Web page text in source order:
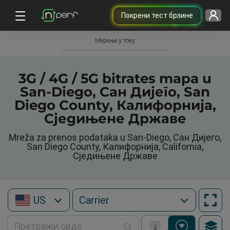
Покрени тест брзине
Мерење у току
3G / 4G / 5G bitrates mapa u
San-Diego, Сан Дијего, San
Diego County, Калифорнија,
Сједињене Државе
Mreža za prenos podataka u San-Diego, Сан Дијего,
San Diego County, Калифорнија, California,
Сједињене Државе
US